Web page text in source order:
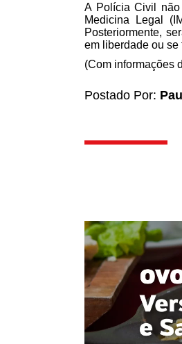
A Polícia Civil não
Medicina Legal
Posteriormente,
em liberdade ou se
(Com informações
Postado Por: